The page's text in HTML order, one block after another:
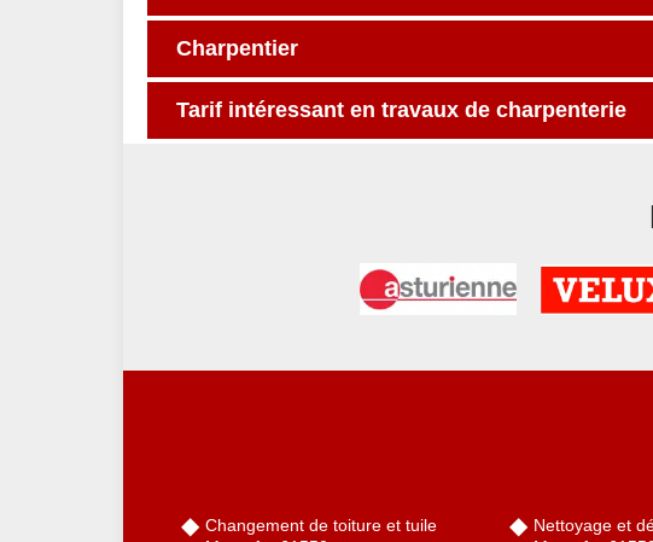
Charpentier
Tarif intéressant en travaux de charpenterie
Changement de toiture et tuile
Nettoyage et